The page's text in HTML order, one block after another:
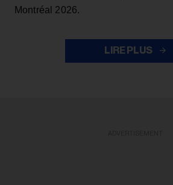
Montréal 2026.
LIRE PLUS